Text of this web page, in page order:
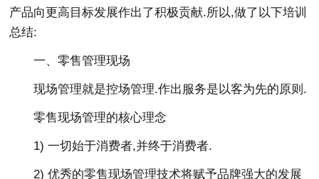
产品向更高目标发展作出了积极贡献.所以,做了以下培训
总结:
一、零售管理现场
现场管理就是控场管理.作出服务是以客为先的原则.
零售现场管理的核心理念
1) 一切始于消费者,并终于消费者.
2) 优秀的零售现场管理技术将赋予品牌强大的发展